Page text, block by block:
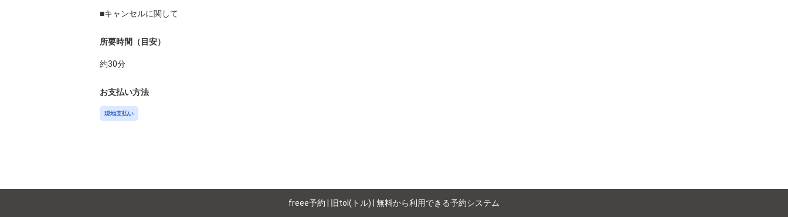
■キャンセルに関して
所要時間（目安）
約30分
お支払い方法
現地支払い
freee予約 | 旧tol(トル) | 無料から利用できる予約システム